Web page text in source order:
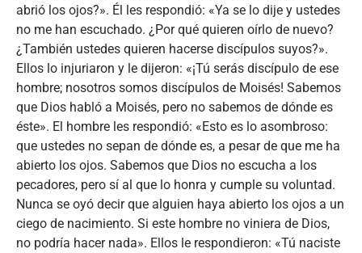
abrió los ojos?». Él les respondió: «Ya se lo dije y ustedes
no me han escuchado. ¿Por qué quieren oírlo de nuevo?
¿También ustedes quieren hacerse discípulos suyos?».
Ellos lo injuriaron y le dijeron: «¡Tú serás discípulo de ese
hombre; nosotros somos discípulos de Moisés! Sabemos
que Dios habló a Moisés, pero no sabemos de dónde es
éste». El hombre les respondió: «Esto es lo asombroso:
que ustedes no sepan de dónde es, a pesar de que me ha
abierto los ojos. Sabemos que Dios no escucha a los
pecadores, pero sí al que lo honra y cumple su voluntad.
Nunca se oyó decir que alguien haya abierto los ojos a un
ciego de nacimiento. Si este hombre no viniera de Dios,
no podría hacer nada». Ellos le respondieron: «Tú naciste